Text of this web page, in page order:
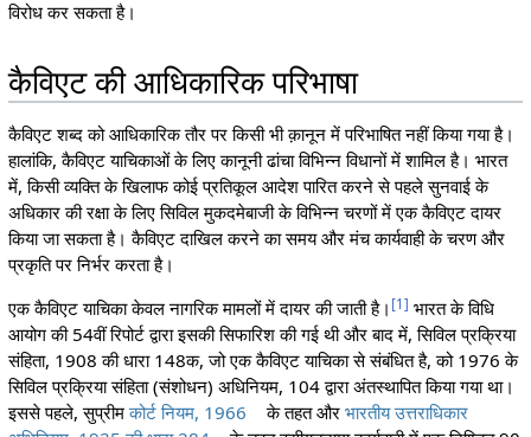
विरोध कर सकता है।
कैविएट की आधिकारिक परिभाषा
कैविएट शब्द को आधिकारिक तौर पर किसी भी क़ानून में परिभाषित नहीं किया गया है।
हालांकि, कैविएट याचिकाओं के लिए कानूनी ढांचा विभिन्न विधानों में शामिल है। भारत
में, किसी व्यक्ति के खिलाफ कोई प्रतिकूल आदेश पारित करने से पहले सुनवाई के
अधिकार की रक्षा के लिए सिविल मुकदमेबाजी के विभिन्न चरणों में एक कैविएट दायर
किया जा सकता है। कैविएट दाखिल करने का समय और मंच कार्यवाही के चरण और
प्रकृति पर निर्भर करता है।
एक कैविएट याचिका केवल नागरिक मामलों में दायर की जाती है। [1 ] भारत के विधि
आयोग की 54वीं रिपोर्ट द्वारा इसकी सिफारिश की गई थी और बाद में, सिविल प्रक्रिया
संहिता, 1908 की धारा 148क, जो एक कैविएट याचिका से संबंधित है, को 1976 के
सिविल प्रक्रिया संहिता (संशोधन) अधिनियम, 104 द्वारा अंतस्थापित किया गया था।
इससे पहले, सुप्रीमकोर्ट नियम, 1966 के तहत और भारतीय उत्तराधिकार